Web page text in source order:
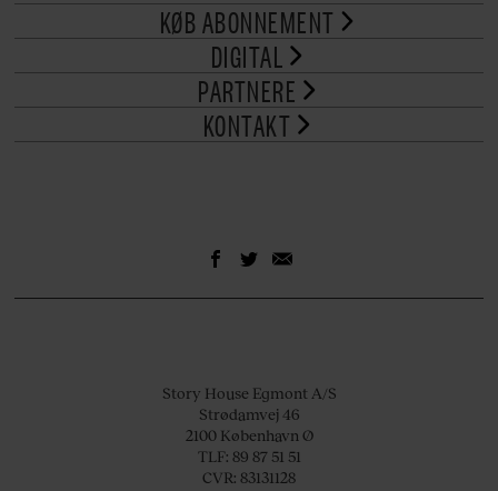
KØB ABONNEMENT
DIGITAL
PARTNERE
KONTAKT
Story House Egmont A/S
Strødamvej 46
2100 København Ø
TLF: 89 87 51 51
CVR: 83131128